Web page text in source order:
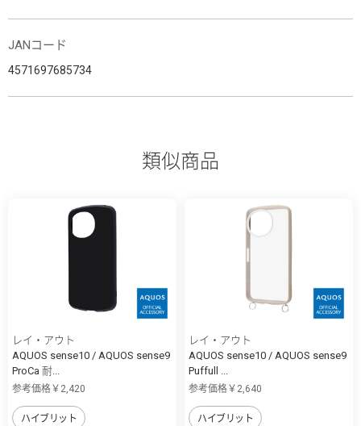
JANコード
4571697685734
類似商品
レイ・アウト
AQUOS sense10 / AQUOS sense9
ProCa 耐...
参考価格￥2,420
ハイブリット
レイ・アウト
AQUOS sense10 / AQUOS sense9
Puffull ...
参考価格￥2,640
ハイブリット